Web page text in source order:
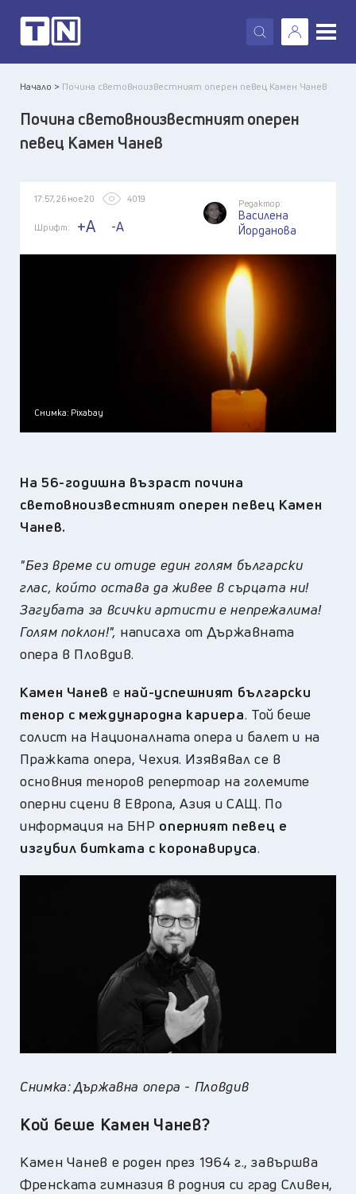
X
Начало > Почина световноизвестният оперен певец Камен Чанев
Почина световноизвестният оперен
певец Камен Чанев
17:57, 26 ное 20 4019
Шрифт: +A -A
Редактор:
Василена
Йорданова
Снимка: Pixabay
На 56-годишна възраст почина
световноизвестният оперен певец Камен
Чанев.
"Без време си отиде един голям български
глас, който остава да живее в сърцата ни!
Загубата за всички артисти е непрежалима!
Голям поклон!", написаха от Държавната
опера в Пловдив.
Камен Чанев е най-успешният български
тенор с международна кариера. Той беше
солист на Националната опера и балет и на
Пражката опера, Чехия. Изявявал се в
основния теноров репертоар на големите
оперни сцени в Европа, Азия и САЩ. По
информация на БНР оперният певец е
изгубил битката с коронавируса.
Снимка: Държавна опера - Пловдив
Кой беше Камен Чанев?
Камен Чанев е роден през 1964 г., завършва
Френската гимназия в родния си град Сливен,